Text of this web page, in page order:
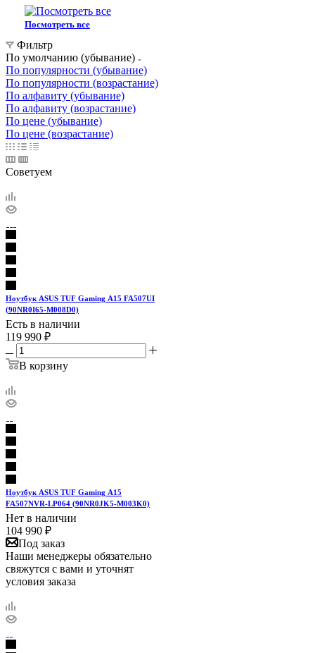
Посмотреть все
Фильтр
По умолчанию (убывание)
По популярности (убывание)
По популярности (возрастание)
По алфавиту (убывание)
По алфавиту (возрастание)
По цене (убывание)
По цене (возрастание)
Советуем
Ноутбук ASUS TUF Gaming A15 FA507UI
(90NR0I65-M008D0)
Есть в наличии
119 990 ₽
В корзину
Ноутбук ASUS TUF Gaming A15
FA507NVR-LP064 (90NR0JK5-M003K0)
Нет в наличии
104 990 ₽
Под заказ
Наши менеджеры обязательно
свяжутся с вами и уточнят
условия заказа